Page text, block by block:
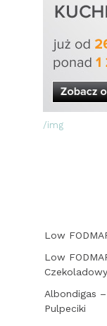
/img
Low
Low
Czekoladowy
Albondigas
Pulpeciki